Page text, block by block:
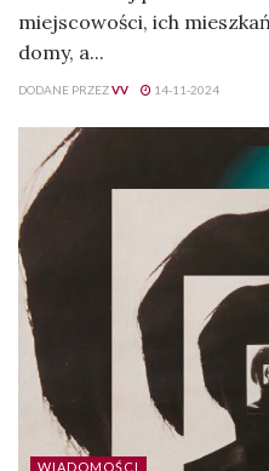
miejscowości, ich
domy, a...
DODANE PRZEZVV 14-11-2024
WIADOMOŚCI